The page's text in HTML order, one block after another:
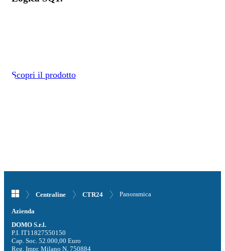
Scopri il prodotto
Centraline CTR24 Panoramica
Azienda
DOMO S.r.l.
P.I. IT11827550150
Cap. Soc. 52.000,00 Euro
Reg. Impr. Milano N. 750884